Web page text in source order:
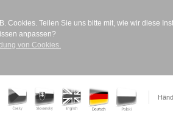
Cookies. Teilen Sie uns bitte mit, wie wir diese
anpassen?
von Cookies.